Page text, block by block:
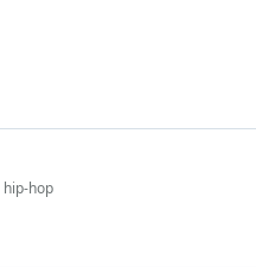
hip-hop